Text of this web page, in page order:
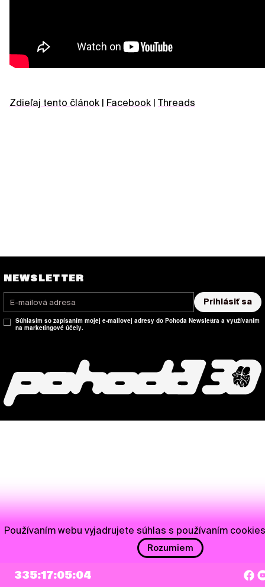
Zdieľaj tento článok Facebook Threads
NEWSLETTER
Prihlásiť sa
Súhlasím so zapísaním mojej e-mailovej adresy do Pohoda Newslettra a využívaním
na marketingové účely.
335:17:05:03
Používaním webu vyjadrujete súhlas s používaním
Rozumiem